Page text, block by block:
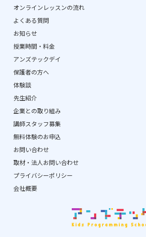
オンラインレッスンの流れ
よくある質問
お知らせ
授業時間・料金
アンズテックデイ
保護者の方へ
体験談
先生紹介
企業との取り組み
講師スタッフ募集
無料体験のお申込
お問い合わせ
取材・法人お問い合わせ
プライバシーポリシー
会社概要